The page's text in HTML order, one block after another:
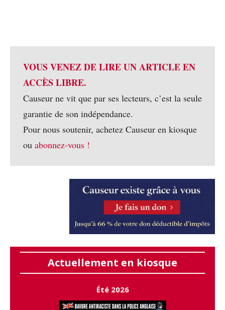
VOUS VENEZ DE LIRE UN ARTICLE EN
ACCÈS LIBRE.
Causeur ne vit que par ses lecteurs, c’est la seule
garantie de son indépendance.
Pour nous soutenir, achetez Causeur en kiosque
ou abonnez-vous !
Actuellement en kiosque
Été 2026